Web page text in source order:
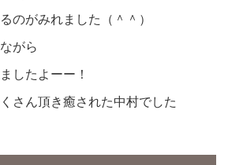
のがみれました（＾＾）
がら
したよーー！
さん頂き癒された中村でした